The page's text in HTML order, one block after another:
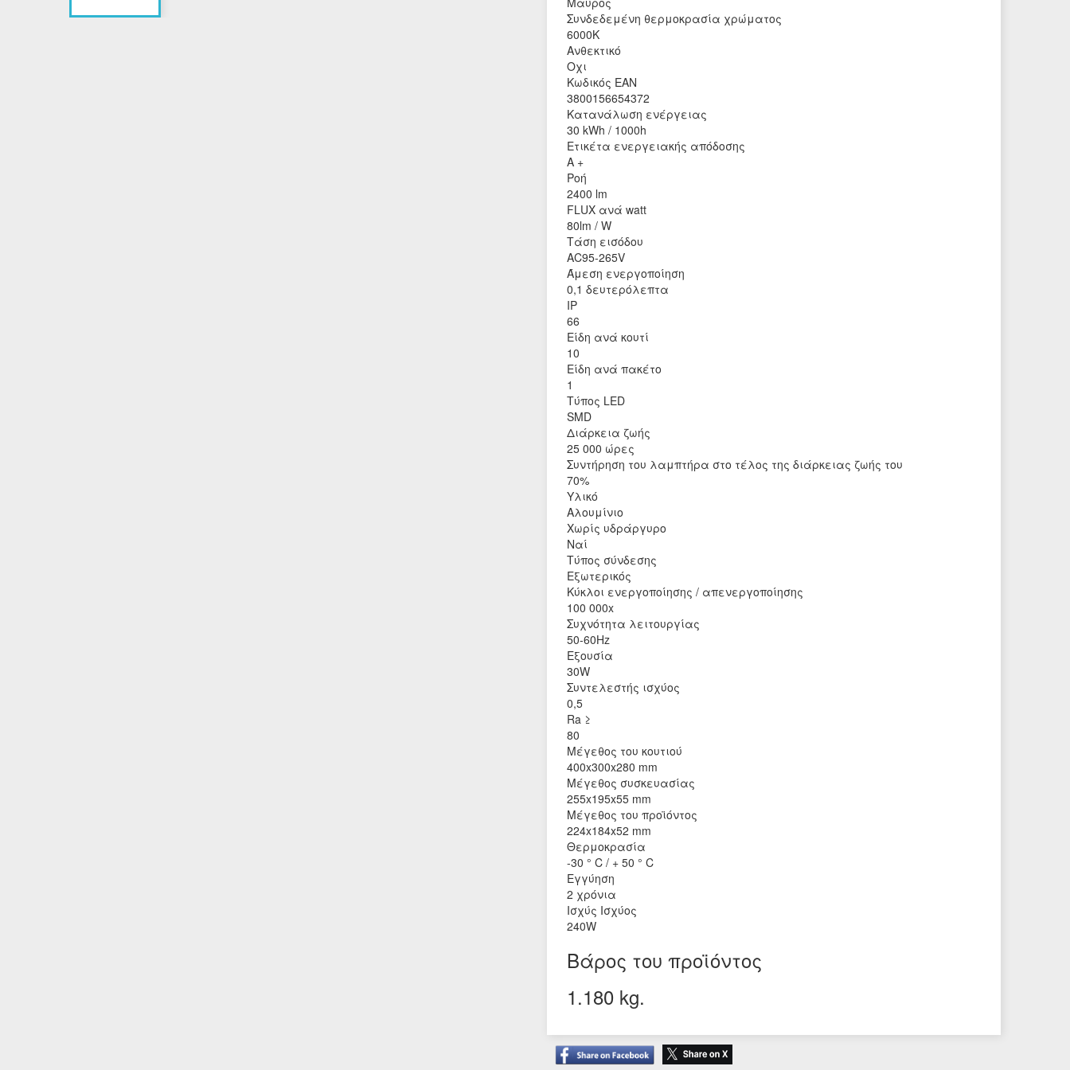
Συνδεδεμένη θερμοκρασία χρώματος
6000K
Ανθεκτικό
Οχι
Κωδικός EAN
3800156654372
Κατανάλωση ενέργειας
30 kWh / 1000h
Ετικέτα ενεργειακής απόδοσης
A +
Ροή
2400 lm
FLUX ανά watt
80lm / W
Τάση εισόδου
AC95-265V
Άμεση ενεργοποίηση
0,1 δευτερόλεπτα
IP
66
Είδη ανά κουτί
10
Είδη ανά πακέτο
1
Τύπος LED
SMD
Διάρκεια ζωής
25 000 ώρες
Συντήρηση του λαμπτήρα στο τέλος της διάρκειας ζωής του
70%
Υλικό
Αλουμίνιο
Χωρίς υδράργυρο
Ναί
Τύπος σύνδεσης
Εξωτερικός
Κύκλοι ενεργοποίησης / απενεργοποίησης
100 000x
Συχνότητα λειτουργίας
50-60Hz
Εξουσία
30W
Συντελεστής ισχύος
0,5
Ra ≥
80
Μέγεθος του κουτιού
400x300x280 mm
Μέγεθος συσκευασίας
255x195x55 mm
Μέγεθος του προϊόντος
224x184x52 mm
Θερμοκρασία
-30 ° C / + 50 ° C
Εγγύηση
2 χρόνια
Ισχύς Ισχύος
240W
Βάρος του προϊόντος
1.180 kg.